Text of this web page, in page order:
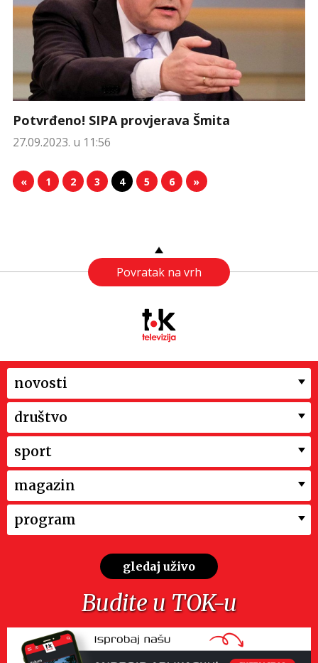
Potvrđeno! SIPA provjerava Šmita
27.09.2023. u 11:56
« 1 2 3 4 5 6 »
Povratak na vrh
novosti
društvo
sport
magazin
program
gledaj uživo
Budite u TOK-u